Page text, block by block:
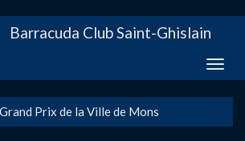
Barracuda Club Saint-Ghislain
Toggle
Prix de la Ville de Mons